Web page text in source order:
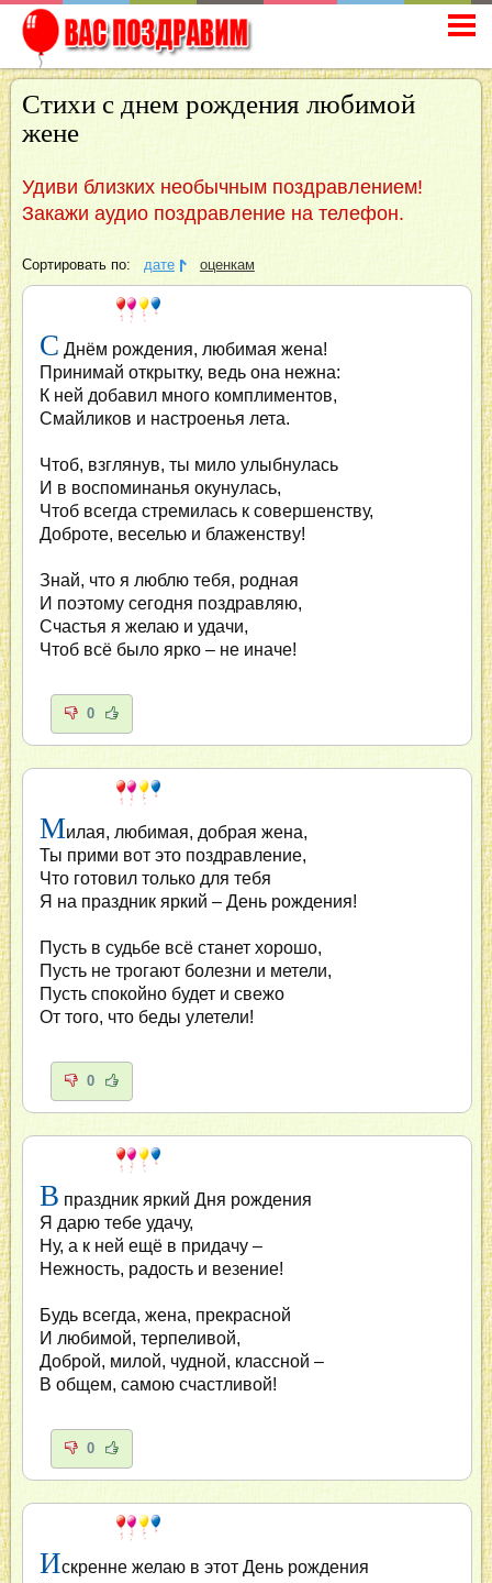
Стихи с днем рождения любимой
жене
Удиви близких необычным поздравлением!
Закажи аудио поздравление на телефон.
Сортировать по: дате оценкам
С Днём рождения, любимая жена!
Принимай открытку, ведь она нежна:
К ней добавил много комплиментов,
Смайликов и настроенья лета.
Чтоб, взглянув, ты мило улыбнулась
И в воспоминанья окунулась,
Чтоб всегда стремилась к совершенству,
Доброте, веселью и блаженству!
Знай, что я люблю тебя, родная
И поэтому сегодня поздравляю,
Счастья я желаю и удачи,
Чтоб всё было ярко – не иначе!
0
Милая, любимая, добрая жена,
Ты прими вот это поздравление,
Что готовил только для тебя
Я на праздник яркий – День рождения!
Пусть в судьбе всё станет хорошо,
Пусть не трогают болезни и метели,
Пусть спокойно будет и свежо
От того, что беды улетели!
0
В праздник яркий Дня рождения
Я дарю тебе удачу,
Ну, а к ней ещё в придачу –
Нежность, радость и везение!
Будь всегда, жена, прекрасной
И любимой, терпеливой,
Доброй, милой, чудной, классной –
В общем, самою счастливой!
0
Искренне желаю в этот День рождения